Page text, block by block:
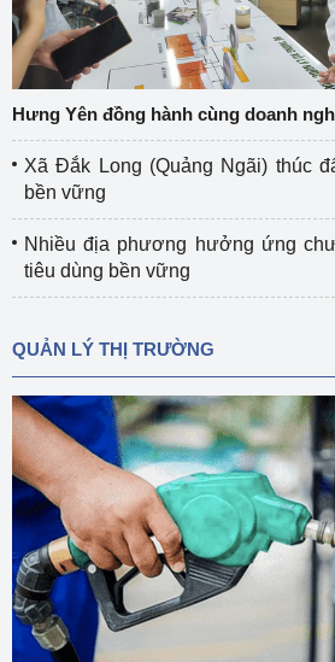
Hưng Yên đồng hành cùng doanh
Xã Đắk Long (Quảng Ngãi) thúc
bền vững
Nhiều địa phương hưởng ứng
tiêu dùng bền vững
QUẢN LÝ THỊ TRƯỜNG